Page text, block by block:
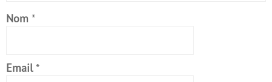
Nom *
Email *